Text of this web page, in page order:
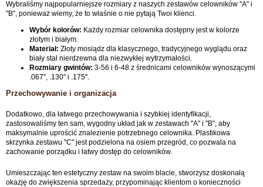
Wybraliśmy najpopularniejsze rozmiary z naszych zestawów celowników "A" i
"B", ponieważ wiemy, że to właśnie o nie pytają Twoi klienci.
Wybór kolorów: Każdy rozmiar celownika dostępny jest w kolorze
złotym i białym.
Materiał: Złoty mosiądz dla klasycznego, tradycyjnego wyglądu oraz
biały stal nierdzewna dla niezwykłej wytrzymałości.
Rozmiary gwintów: 3-56 i 6-48 z średnicami celowników wynoszącymi
.067", .130" i .175".
Przechowywanie i organizacja
Dodatkowo, dla łatwego przechowywania i szybkiej identyfikacji,
zastosowaliśmy ten sam, wygodny układ jak w zestawach "A" i "B", aby
maksymalnie uprościć znalezienie potrzebnego celownika. Plastikowa
skrzynka zestawu "C" jest podzielona na osiem przegród, co pozwala na
zachowanie porządku i łatwy dostęp do celowników.
Umieszczając ten estetyczny zestaw na swoim blacie, stworzysz doskonałą
okazję do zwiększenia sprzedaży, przypominając klientom o konieczności